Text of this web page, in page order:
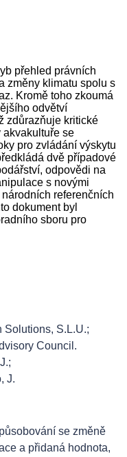
přehled právních
změny klimatu spolu s
Kromě toho zkoumá
odvětví
zdůrazňuje kritické
akvakultuře se
pro zvládání výskytu
dvě případové
odpovědi na
s novými
referenčních
dokument byl
sboru pro
Solutions, S.L.U.;
Council.
J.
se změně
a přidaná hodnota,